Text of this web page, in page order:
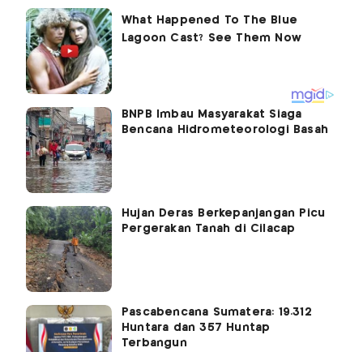
BNPB Imbau Masyarakat Siaga
Bencana Hidrometeorologi Basah
Hujan Deras Berkepanjangan Picu
Pergerakan Tanah di Cilacap
Pascabencana Sumatera: 19.312
Huntara dan 357 Huntap
Terbangun